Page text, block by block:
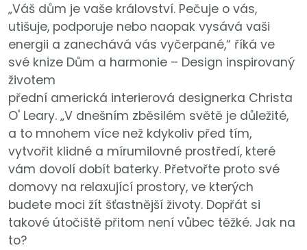
„Váš dům je vaše království. Pečuje o vás,
utišuje, podporuje nebo naopak vysává vaši
energii a zanechává vás vyčerpané,“ říká ve
své knize Dům a harmonie – Design inspirovaný
životem
přední americká interierová designerka Christa
O' Leary. „V dnešním zběsilém světě je důležité,
a to mnohem více než kdykoliv před tím,
vytvořit klidné a mírumilovné prostředí, které
vám dovolí dobít baterky. Přetvořte proto své
domovy na relaxující prostory, ve kterých
budete moci žít šťastnější životy. Dopřát si
takové útočiště přitom není vůbec těžké. Jak na
to?